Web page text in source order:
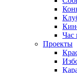
Час
Проекты